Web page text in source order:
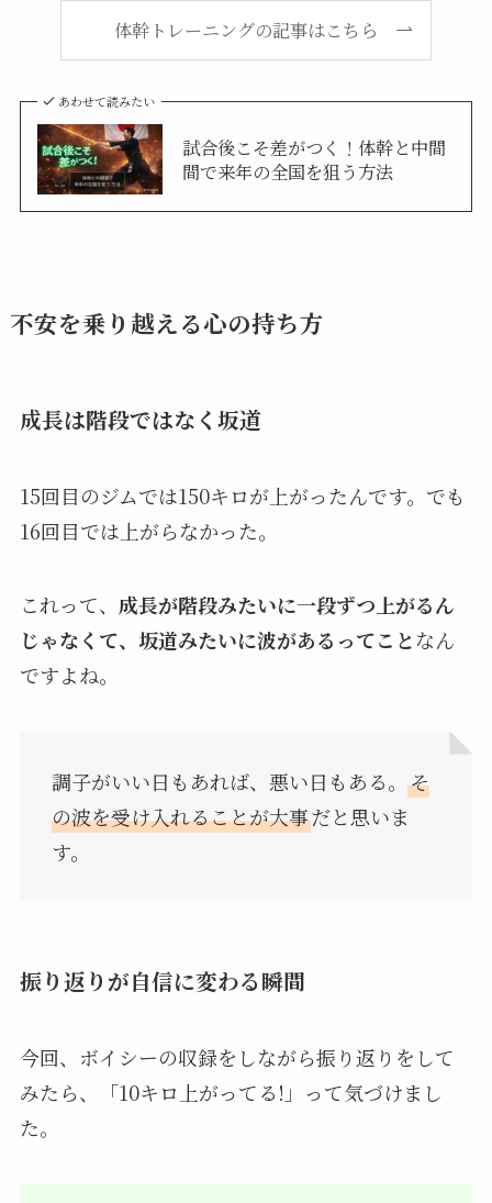
体幹トレーニングの記事はこちら
あわせて読みたい
試合後こそ差がつく！体幹と中間
間で来年の全国を狙う方法
不安を乗り越える心の持ち方
成長は階段ではなく坂道
15回目のジムでは150キロが上がったんです。でも
16回目では上がらなかった。
これって、 成長が階段みたいに一段ずつ上がるん
じゃなくて、坂道みたいに波があるってことなん
ですよね。
調子がいい日もあれば、悪い日もある。 そ
の波を受け入れることが大事だと思いま
す。
振り返りが自信に変わる瞬間
今回、ボイシーの収録をしながら振り返りをして
みたら、「10キロ上がってる!」って気づけまし
た。